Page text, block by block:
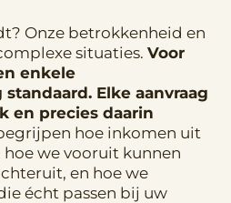
Onze betrokkenheid en
situaties. Voor
enkele
Elke aanvraag
en precies daarin
hoe inkomen uit
we vooruit kunnen
en hoe we
écht passen bij uw